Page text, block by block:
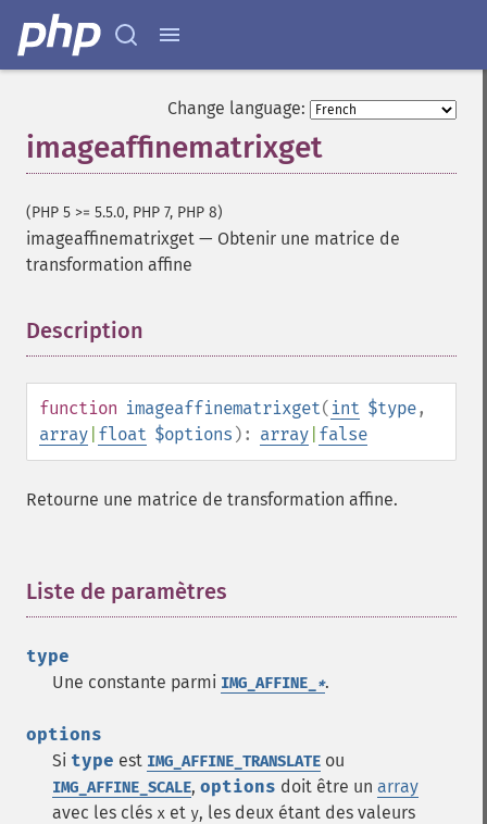
Change language:
imageaffinematrixget
(PHP 5 >= 5.5.0, PHP 7, PHP 8)
imageaffinematrixget — Obtenir une matrice de
transformation affine
Description
function imageaffinematrixget( int $type,
array float $options ): array false
Retourne une matrice de transformation affine.
Liste de paramètres
type
Une constante parmi IMG_AFFINE_ *.
options
Si type est IMG_AFFINE_TRANSLATE ou
IMG_AFFINE_SCALE, options doit être un array
avec les clés x et y, les deux étant des valeurs